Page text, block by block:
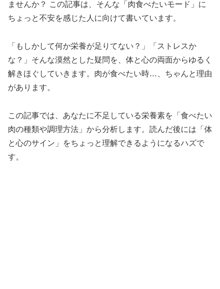
ませんか？ この記事は、そんな「肉食べたいモード」に
ちょっと不安を感じた人に向けて書いています。
「もしかして何か栄養が足りてない？」「ストレスか
な？」そんな漠然とした疑問を、体と心の両面からゆるく
解きほぐしていきます。肉が食べたい時…、ちゃんと理由
があります。
この記事では、あなたに不足している栄養素を「食べたい
肉の種類や調理方法」から分析します。読んだ後には「体
と心のサイン」をちょっと理解できるようになるハズで
す。